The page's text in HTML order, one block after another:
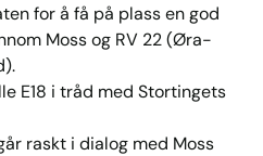
for å få på plass en god
Moss og RV 22 (Øra-
E18 i tråd med Stortingets
raskt i dialog med Moss